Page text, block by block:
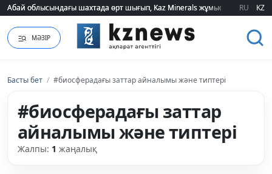
Абай облысындағы шахтада өрт шығып, Kaz Minerals жұмысшылары
Абай облысындағы шахтада өрт шығып, Kaz Minerals жұмысшылары
RU KZ
МӘЗІР
Басты бет / #биосферадағы заттар айналымы және типтері
#биосферадағы заттар
айналымы және типтері
Жалпы: 1 жаңалық